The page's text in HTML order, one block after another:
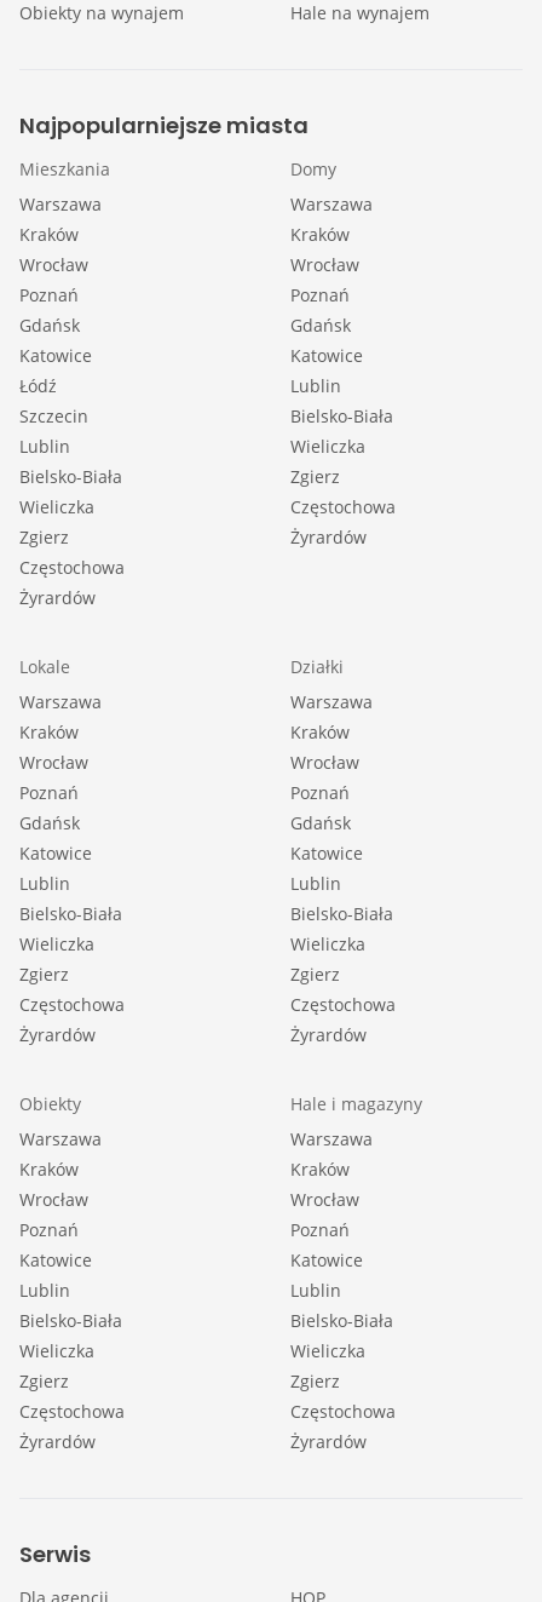
Obiekty na wynajem
Hale na wynajem
Najpopularniejsze miasta
Mieszkania
Warszawa
Kraków
Wrocław
Poznań
Gdańsk
Katowice
Łódź
Szczecin
Lublin
Bielsko-Biała
Wieliczka
Zgierz
Częstochowa
Żyrardów
Domy
Warszawa
Kraków
Wrocław
Poznań
Gdańsk
Katowice
Lublin
Bielsko-Biała
Wieliczka
Zgierz
Częstochowa
Żyrardów
Lokale
Warszawa
Kraków
Wrocław
Poznań
Gdańsk
Katowice
Lublin
Bielsko-Biała
Wieliczka
Zgierz
Częstochowa
Żyrardów
Działki
Warszawa
Kraków
Wrocław
Poznań
Gdańsk
Katowice
Lublin
Bielsko-Biała
Wieliczka
Zgierz
Częstochowa
Żyrardów
Obiekty
Warszawa
Kraków
Wrocław
Poznań
Katowice
Lublin
Bielsko-Biała
Wieliczka
Zgierz
Częstochowa
Żyrardów
Hale i magazyny
Warszawa
Kraków
Wrocław
Poznań
Katowice
Lublin
Bielsko-Biała
Wieliczka
Zgierz
Częstochowa
Żyrardów
Serwis